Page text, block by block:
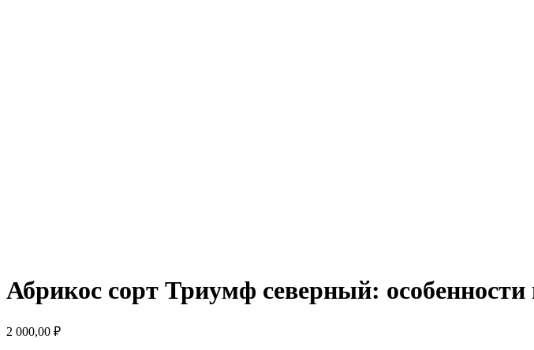
Абрикос сорт Триумф северный: особенности
2 000,00 ₽